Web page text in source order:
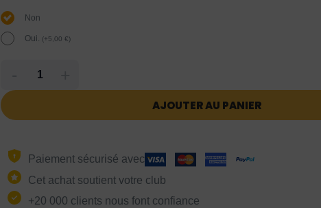
Non
Oui. (+5,00 €)
AJOUTER AU PANIER
Paiement sécurisé avec
Cet achat soutient votre club
+20 000 clients nous font confiance